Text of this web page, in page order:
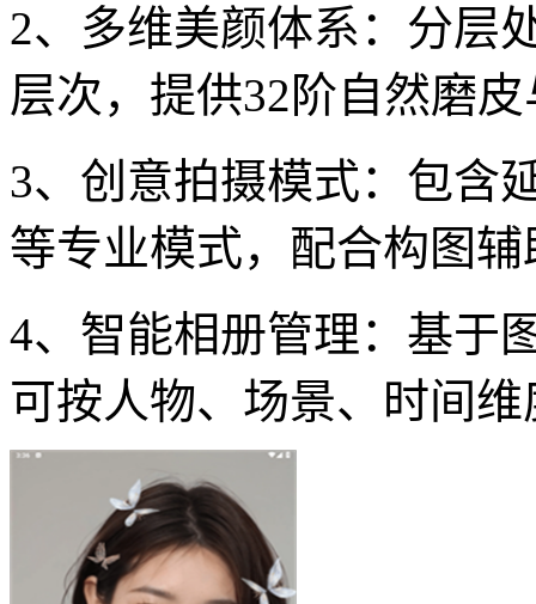
2、多维美颜体系：分层
层次，提供32阶自然磨
3、创意拍摄模式：包含
等专业模式，配合构图
4、智能相册管理：基于
可按人物、场景、时间